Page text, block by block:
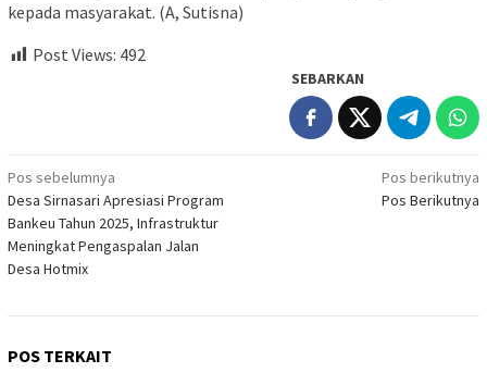
kepada masyarakat. (A, Sutisna)
Post Views: 492
SEBARKAN
Navigasi
pos
Pos sebelumnya
Desa Sirnasari Apresiasi Program
Bankeu Tahun 2025, Infrastruktur
Meningkat Pengaspalan Jalan
Desa Hotmix
Pos berikutnya
Pos Berikutnya
POS TERKAIT